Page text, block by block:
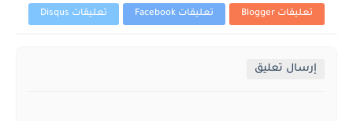
تعليقات Blogger تعليقات Facebook تعليقات Disqus
إرسال تعليق